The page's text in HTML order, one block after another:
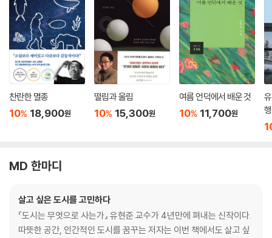
찬란한 멸종
10% 18,900원
떨림과 울림
10% 15,300원
여름 언덕에서 배운 것
10% 11,700원
행
MD 한마디
살고 싶은 도시를 고민하다
『도시는 무엇으로 사는가』 유현준 교수가 4년만에 펴내는 신작이다.
따뜻한 공간, 인간적인 도시를 꿈꾸는 저자는 이번 책에서도 살고 싶